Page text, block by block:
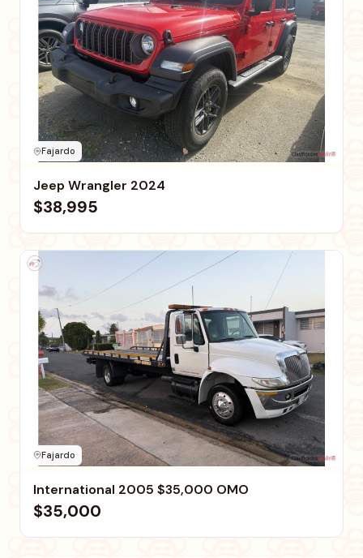
Fajardo
Jeep Wrangler 2024
$38,995
Fajardo
International 2005 $35,000 OMO
$35,000